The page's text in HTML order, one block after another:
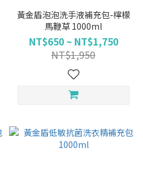
黃金盾泡泡洗手液補充包-檸檬
馬鞭草 1000ml
NT$650 ~ NT$1,750
NT$1,950